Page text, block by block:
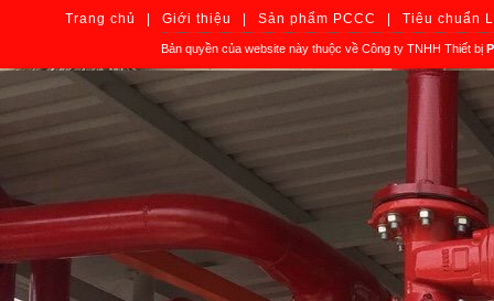
Trang chủ Giới thiệu Sản phẩm PCCC Tiêu chuẩn
Bản quyền của website này thuộc về Công ty TNHH Thiết bị